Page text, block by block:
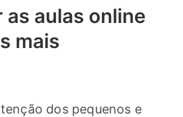
aulas online
mais
dos pequenos e